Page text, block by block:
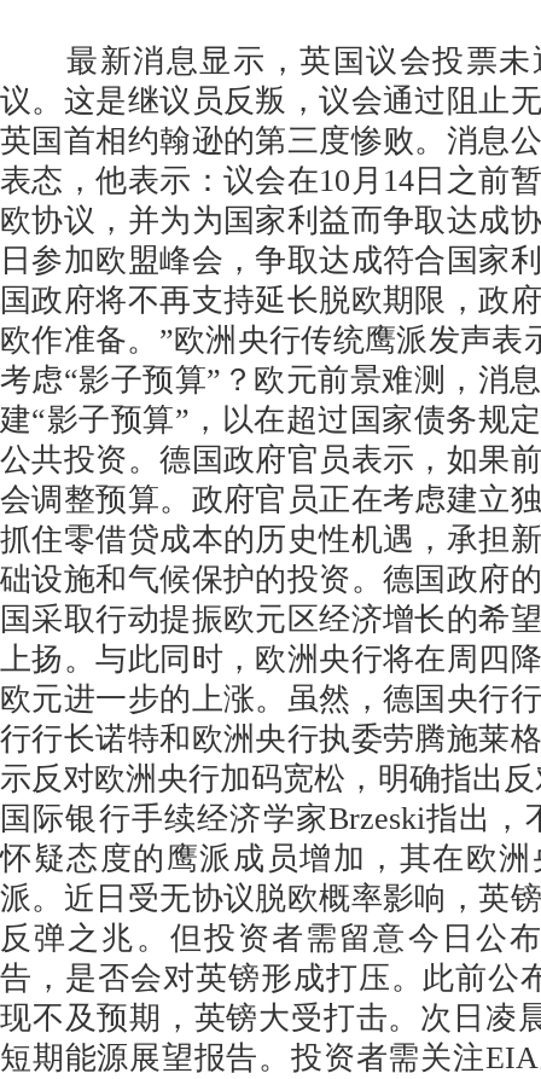
最新消息显示，英国议会投票未
议。这是继议员反叛，议会通过阻止
英国首相约翰逊的第三度惨败。消息
表态，他表示：议会在10月14日之前
欧协议，并为为国家利益而争取达成
日参加欧盟峰会，争取达成符合国家
国政府将不再支持延长脱欧期限，政
欧作准备。”欧洲央行传统鹰派发声表
考虑“影子预算”？欧元前景难测，消
建“影子预算”，以在超过国家债务规
公共投资。德国政府官员表示，如果
会调整预算。政府官员正在考虑建立
抓住零借贷成本的历史性机遇，承担
础设施和气候保护的投资。德国政府
国采取行动提振欧元区经济增长的希
上扬。与此同时，欧洲央行将在周四
欧元进一步的上涨。虽然，德国央行
行行长诺特和欧洲央行执委劳腾施莱
示反对欧洲央行加码宽松，明确指出
国际银行手续经济学家Brzeski指出，
怀疑态度的鹰派成员增加，其在欧
派。近日受无协议脱欧概率影响，英
反弹之兆。但投资者需留意今日公
告，是否会对英镑形成打压。此前公
现不及预期，英镑大受打击。次日凌
短期能源展望报告。投资者需关注